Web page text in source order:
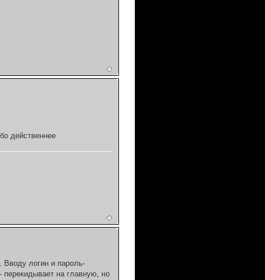
действеннее
логин и пароль-
на главную, но